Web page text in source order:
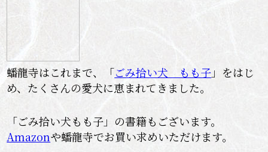
蟠龍寺はこれまで、「ごみ拾い犬 もも子」をはじ
め、たくさんの愛犬に恵まれてきました。
「ごみ拾い犬もも子」の書籍もございます。
Amazonや蟠龍寺でお買い求めいただけます。